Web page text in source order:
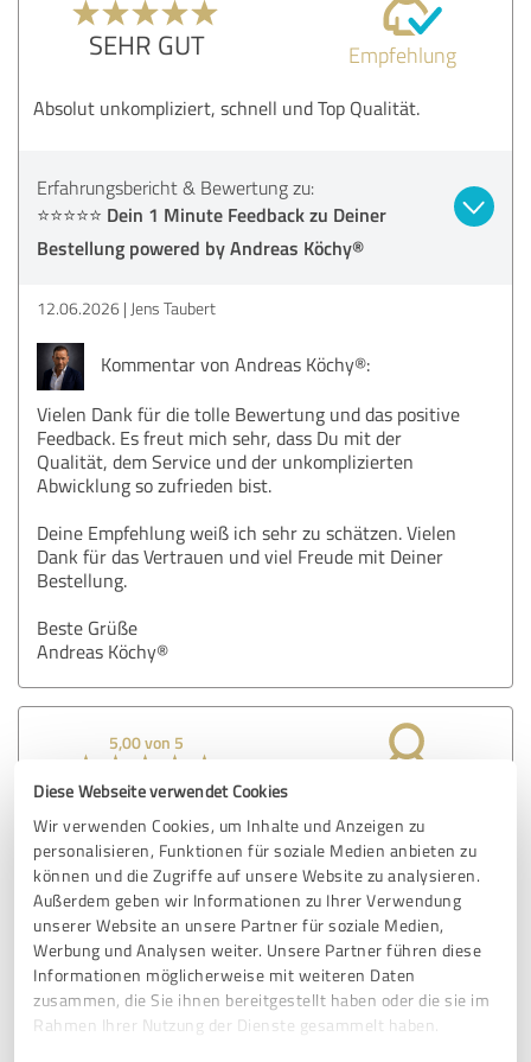
Diese Webseite verwendet Cookies
Wir verwenden Cookies, um Inhalte und Anzeigen zu
personalisieren, Funktionen für soziale Medien anbieten zu
können und die Zugriffe auf unsere Website zu analysieren.
Außerdem geben wir Informationen zu Ihrer Verwendung
unserer Website an unsere Partner für soziale Medien,
Werbung und Analysen weiter. Unsere Partner führen diese
Informationen möglicherweise mit weiteren Daten
zusammen, die Sie ihnen bereitgestellt haben oder die sie im
Rahmen Ihrer Nutzung der Dienste gesammelt haben.
SEHR GUT Empfehlung
Absolut unkompliziert, schnell und Top Qualität.
Erfahrungsbericht & Bewertung zu:
⭐⭐⭐⭐⭐ Dein 1 Minute Feedback zu Deiner
Bestellung powered by Andreas Köchy®
12.06.2026 Jens Taubert
Kommentar von Andreas Köchy®:
Vielen Dank für die tolle Bewertung und das positive
Feedback. Es freut mich sehr, dass Du mit der
Qualität, dem Service und der unkomplizierten
Abwicklung so zufrieden bist.
Deine Empfehlung weiß ich sehr zu schätzen. Vielen
Dank für das Vertrauen und viel Freude mit Deiner
Bestellung.
Beste Grüße
Andreas Köchy®
5,00 von 5
SEHR GUT
Mit Andreas zu arbeiten ist Gold wert. 😊Die
Aufgabenstellungen sind klar und deutlich. Wo will ich hin,
welche Tools brauche ich bis wann und los geht es. Das
Arbeitstempo ist hoch und effizient. Ich hätte Andreas gern
früher kennengelernt, um meine Angebote in die Welt zu
bringen...
Ich bin hochzufrieden und empfehle Andreas sehr gern